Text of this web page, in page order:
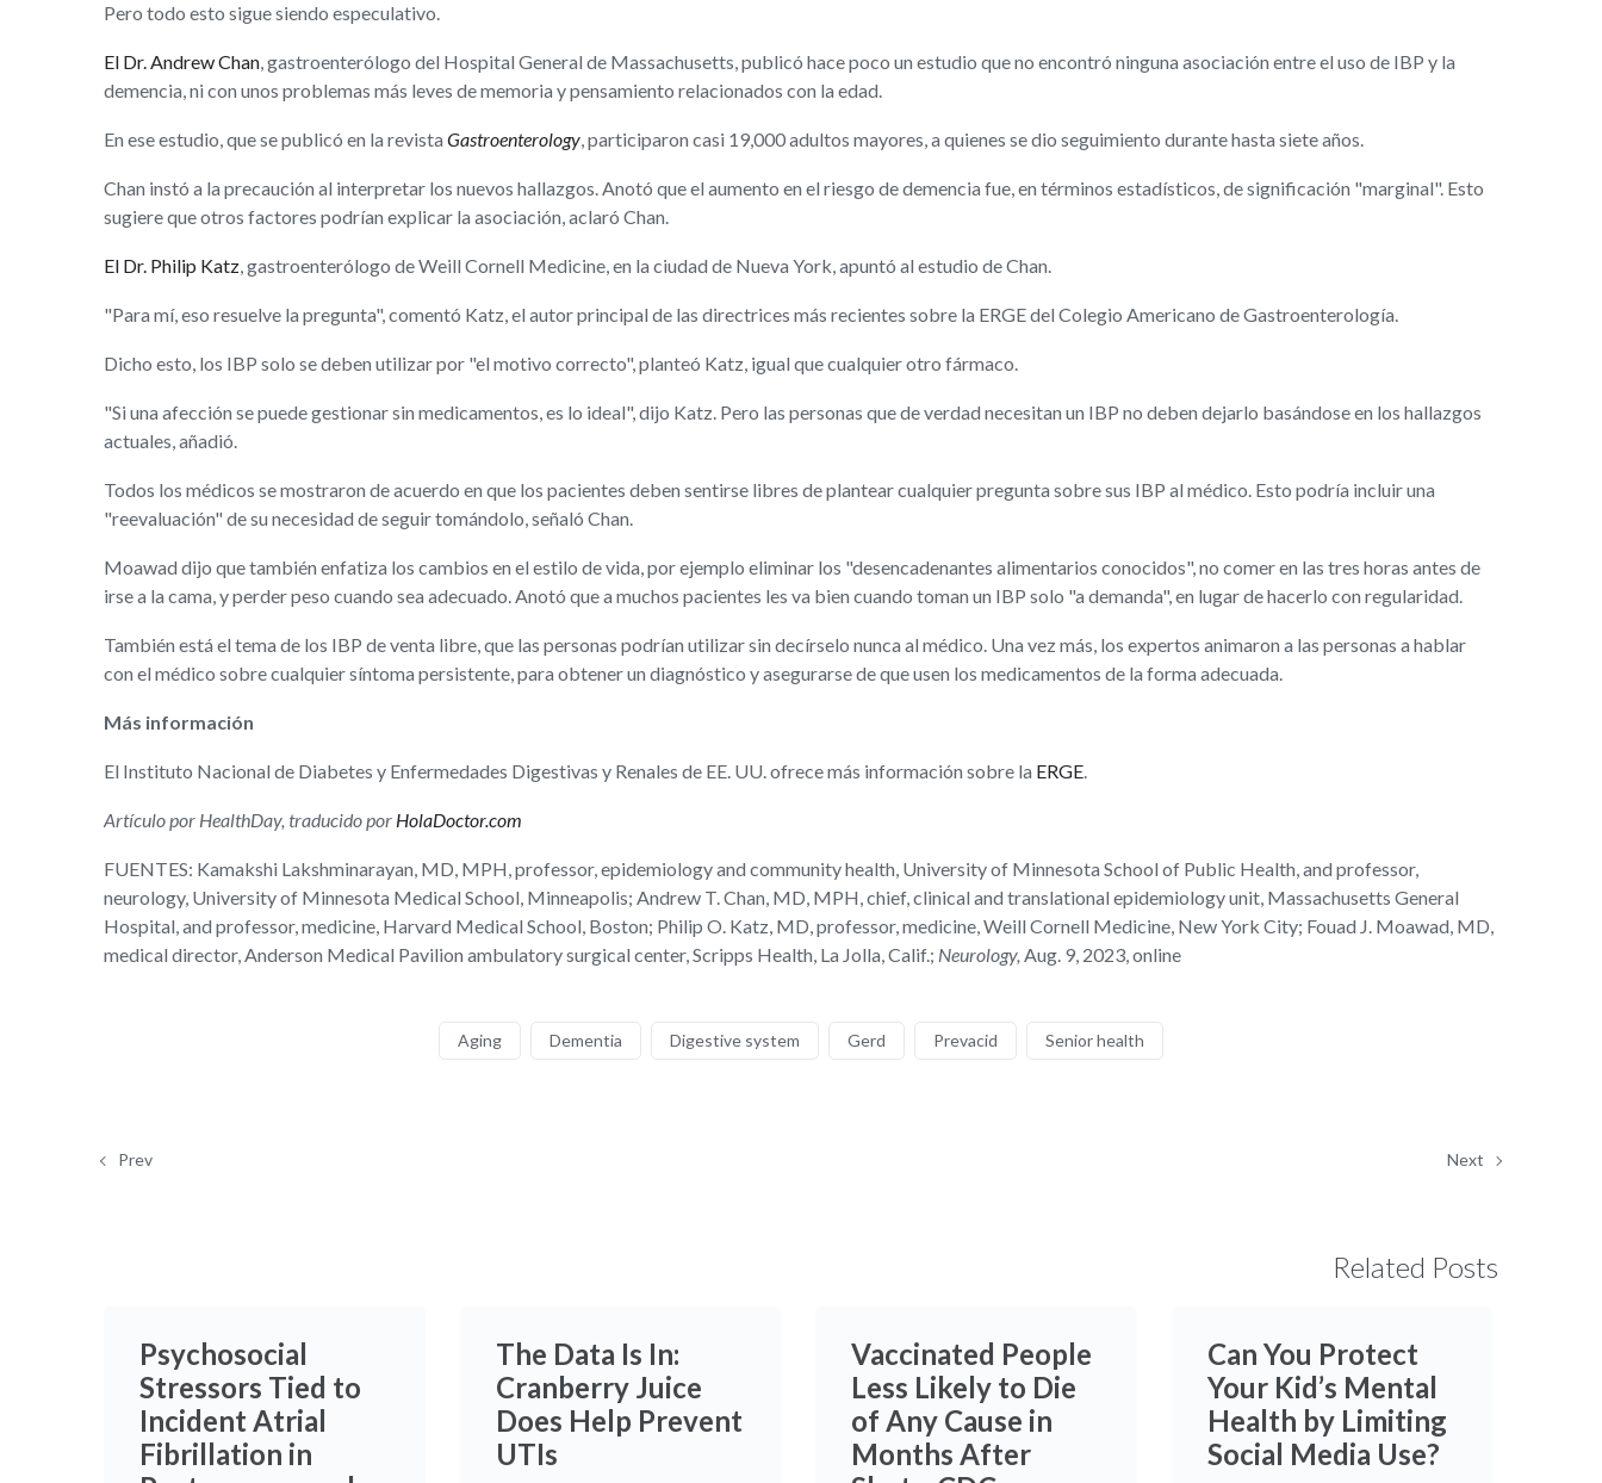
Pero todo esto sigue siendo especulativo.
El Dr. Andrew Chan, gastroenterólogo del Hospital General de Massachusetts, publicó hace poco un estudio que no encontró ninguna asociación entre el uso de IBP y la
demencia, ni con unos problemas más leves de memoria y pensamiento relacionados con la edad.
En ese estudio, que se publicó en la revista Gastroenterology, participaron casi 19,000 adultos mayores, a quienes se dio seguimiento durante hasta siete años.
Chan instó a la precaución al interpretar los nuevos hallazgos. Anotó que el aumento en el riesgo de demencia fue, en términos estadísticos, de significación "marginal". Esto
sugiere que otros factores podrían explicar la asociación, aclaró Chan.
El Dr. Philip Katz, gastroenterólogo de Weill Cornell Medicine, en la ciudad de Nueva York, apuntó al estudio de Chan.
"Para mí, eso resuelve la pregunta", comentó Katz, el autor principal de las directrices más recientes sobre la ERGE del Colegio Americano de Gastroenterología.
Dicho esto, los IBP solo se deben utilizar por "el motivo correcto", planteó Katz, igual que cualquier otro fármaco.
"Si una afección se puede gestionar sin medicamentos, es lo ideal", dijo Katz. Pero las personas que de verdad necesitan un IBP no deben dejarlo basándose en los hallazgos
actuales, añadió.
Todos los médicos se mostraron de acuerdo en que los pacientes deben sentirse libres de plantear cualquier pregunta sobre sus IBP al médico. Esto podría incluir una
"reevaluación" de su necesidad de seguir tomándolo, señaló Chan.
Moawad dijo que también enfatiza los cambios en el estilo de vida, por ejemplo eliminar los "desencadenantes alimentarios conocidos", no comer en las tres horas antes de
irse a la cama, y perder peso cuando sea adecuado. Anotó que a muchos pacientes les va bien cuando toman un IBP solo "a demanda", en lugar de hacerlo con regularidad.
También está el tema de los IBP de venta libre, que las personas podrían utilizar sin decírselo nunca al médico. Una vez más, los expertos animaron a las personas a hablar
con el médico sobre cualquier síntoma persistente, para obtener un diagnóstico y asegurarse de que usen los medicamentos de la forma adecuada.
Más información
El Instituto Nacional de Diabetes y Enfermedades Digestivas y Renales de EE. UU. ofrece más información sobre la ERGE.
Artículo por HealthDay, traducido por HolaDoctor.com
FUENTES: Kamakshi Lakshminarayan, MD, MPH, professor, epidemiology and community health, University of Minnesota School of Public Health, and professor,
neurology, University of Minnesota Medical School, Minneapolis; Andrew T. Chan, MD, MPH, chief, clinical and translational epidemiology unit, Massachusetts General
Hospital, and professor, medicine, Harvard Medical School, Boston; Philip O. Katz, MD, professor, medicine, Weill Cornell Medicine, New York City; Fouad J. Moawad, MD,
medical director, Anderson Medical Pavilion ambulatory surgical center, Scripps Health, La Jolla, Calif.; Neurology, Aug. 9, 2023, online
Aging Dementia Digestive system Gerd Prevacid Senior health
Prev Next
Related Posts
Psychosocial
Stressors Tied to
Incident Atrial
Fibrillation in
The Data Is In:
Cranberry Juice
Does Help Prevent
UTIs
Vaccinated People
Less Likely to Die
of Any Cause in
Months After
Can You Protect
Your Kid’s Mental
Health by Limiting
Social Media Use?